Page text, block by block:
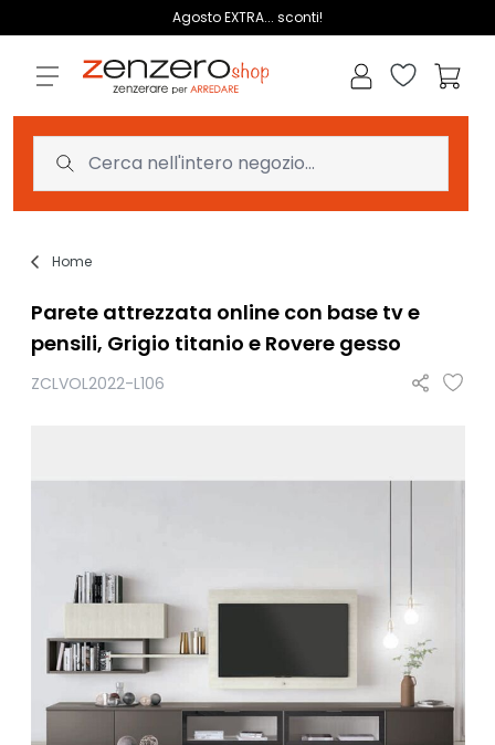
Agosto EXTRA... sconti!
Lista dei
Home
Parete attrezzata online con base tv e
pensili, Grigio titanio e Rovere gesso
ZCLVOL2022-L106